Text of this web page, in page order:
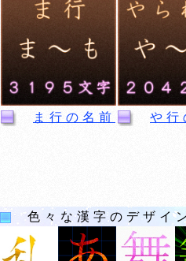
ま行の名前 や行
色々な漢字のデザイ